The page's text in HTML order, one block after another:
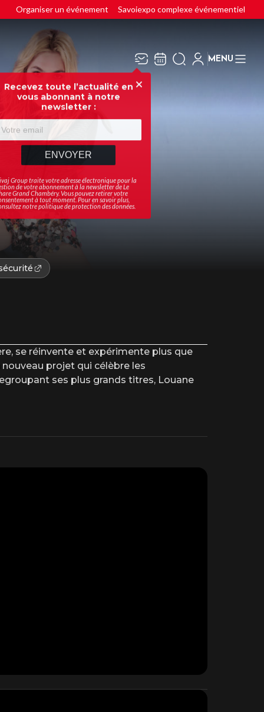
Organiser un événement Savoiexpo complexe événementiel
Fermer
Recevez toute l’actualité en
vous abonnant à notre
newsletter :
ENVOYER
Group traite votre adresse électronique pour la
de votre abonnement à la newsletter deLe
Grand Chambéry. Vous pouvez retirer votre
à tout moment. Pour en savoir plus,
notrepolitique de protection des données
MENU
se réinvente et expérimente plus que
projet qui célèbre les
ses plus grands titres, Louane